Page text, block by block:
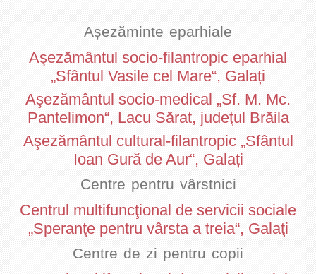
Așezăminte eparhiale
Aşezământul socio-filantropic eparhial
„Sfântul Vasile cel Mare“, Galați
Aşezământul socio-medical „Sf. M. Mc.
Pantelimon“, Lacu Sărat, judeţul Brăila
Aşezământul cultural-filantropic „Sfântul
Ioan Gură de Aur“, Galați
Centre pentru vârstnici
Centrul multifuncţional de servicii sociale
„Speranţe pentru vârsta a treia“, Galaţi
Centre de zi pentru copii